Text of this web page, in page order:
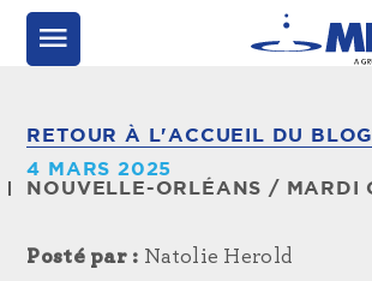
RETOUR À L'ACCUEIL DU BLOG
4 MARS 2025
NOUVELLE-ORLÉANS / MARDI
Posté par : Natolie Herold